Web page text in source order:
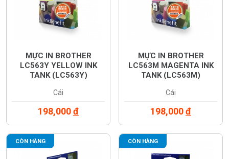
MỰC IN BROTHER
LC563Y YELLOW INK
TANK (LC563Y)
Cái
198,000đ
MỰC IN BROTHER
LC563M MAGENTA INK
TANK (LC563M)
Cái
198,000đ
CÒN HÀNG CÒN HÀNG